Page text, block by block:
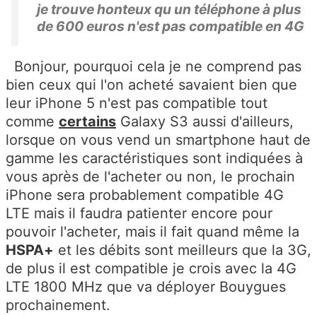
je trouve honteux qu un téléphone à plus
de 600 euros n'est pas compatible en 4G
Bonjour, pourquoi cela je ne comprend pas
bien ceux qui l'on acheté savaient bien que
leur iPhone 5 n'est pas compatible tout
comme certains Galaxy S3 aussi d'ailleurs,
lorsque on vous vend un smartphone haut de
gamme les caractéristiques sont indiquées à
vous après de l'acheter ou non, le prochain
iPhone sera probablement compatible 4G
LTE mais il faudra patienter encore pour
pouvoir l'acheter, mais il fait quand même la
HSPA+ et les débits sont meilleurs que la 3G,
de plus il est compatible je crois avec la 4G
LTE 1800 MHz que va déployer Bouygues
prochainement.